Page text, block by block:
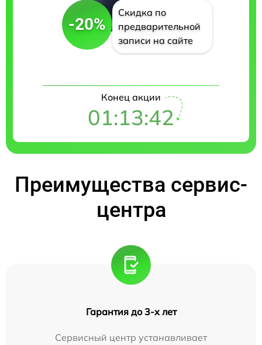
-20%
Скидка по
предварительной
записи на сайте
Конец акции
01:13:41
Преимущества сервис-
центра
Гарантия до 3-х лет
Сервисный центр устанавливает